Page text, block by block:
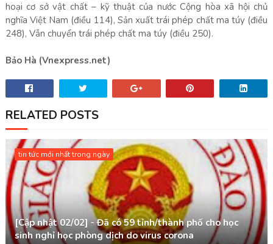
hoại cơ sở vật chất – kỹ thuật của nước Cộng hòa xã hội chủ
nghĩa Việt Nam (điều 114), Sản xuất trái phép chất ma túy (điều
248), Vẫn chuyển trái phép chất ma túy (điều 250).
Bảo Hà (Vnexpress.net)
RELATED POSTS
tin tức mới nhất trong ngày
[Cập nhật 02/02] - Đã có 59 tỉnh/thành phố cho học
sinh nghỉ học phòng dịch do virus corona